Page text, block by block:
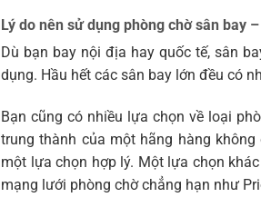
Lý do nên sử dụng phòng chờ sân bay
Dù bạn bay nội địa hay quốc tế, sân
dụng. Hầu hết các sân bay lớn đều có
Bạn cũng có nhiều lựa chọn về loại
trung thành của một hãng hàng
một lựa chọn hợp lý. Một lựa chọn
mạng lưới phòng chờ chẳng hạn như